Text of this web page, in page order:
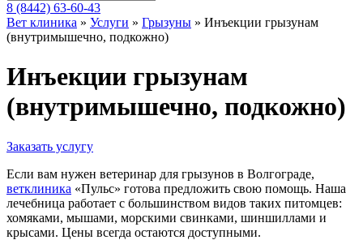
8 (8442) 63-60-43
Вет клиника » Услуги » Грызуны » Инъекции грызунам
(внутримышечно, подкожно)
Инъекции грызунам
(внутримышечно, подкожно)
Заказать услугу
Если вам нужен ветеринар для грызунов в Волгограде,
ветклиника «Пульс» готова предложить свою помощь. Наша
лечебница работает с большинством видов таких питомцев:
хомяками, мышами, морскими свинками, шиншиллами и
крысами. Цены всегда остаются доступными.